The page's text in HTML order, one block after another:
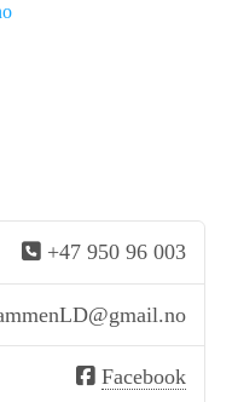
+47 950 96 003
Facebook